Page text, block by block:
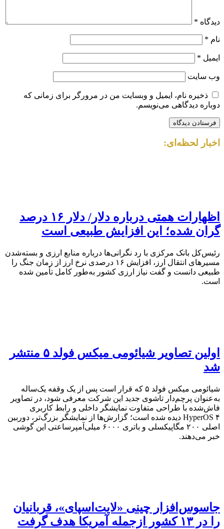
دیدگاه *
نام *
ایمیل *
وب‌ سایت
ذخیره نام، ایمیل و وبسایت من در مرورگر برای زمانی که
دوباره دیدگاهی می‌نویسم.
اخبار لحظه‌ای:
اظهارات همتی درباره دلار/ دلار ۱۶ درصد
گران شده؛ این افزایش طبیعی است
رئیس‌کل بانک مرکزی با رد نگرانی‌ها درباره منابع ارزی و بسته‌شدن
مسیرهای انتقال ارز، افزایش ۱۶ درصدی نرخ ارز از زمان جنگ را
طبیعی دانست و گفت نیاز ارزی کشور به‌طور کامل تأمین شده
است.
اولین تصاویر شیائومی میکس فولد ۵ منتشر
شد
شیائومی میکس فولد ۵ که قرار است پس از یک وقفه یک‌ساله
به‌عنوان پرچم‌دار تاشوی جدید این شرکت معرفی شود، در تصاویر
فاش‌شده با طراحی متفاوت نمایشگر داخلی و رابط کاربری
HyperOS ۴ دیده شده است؛ گزارش‌ها از نمایشگر بزرگ‌تر، دوربین
اصلی ۲۰۰ مگاپیکسلی و باتری ۶۰۰۰ میلی‌آمپرساعتی این گوشی
خبر می‌دهند.
جاسوس‌افزار چینی «لایت‌اسپای»، قربانیان
را در ۱۳ کشور ازجمله آمریکا هدف گرفت